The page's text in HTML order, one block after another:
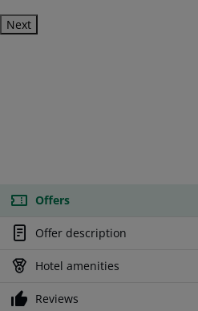
Next
Offers
Offer description
Hotel amenities
Reviews